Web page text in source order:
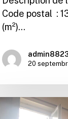
Code postal :
(m²)…
20